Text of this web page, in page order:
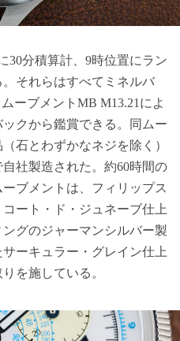
分積算計、9時位置にラン
それらはすべてミネルバ
ーブメントMB M13.21によ
クから鑑賞できる。同ムー
石とわずかなネジを除く）
社製造された。約60時間の
ブメントは、フィリップス
ート・ド・ジュネーブ仕上
グのジャーマンシルバー製
ーキュラー・グレイン仕上
を施している。